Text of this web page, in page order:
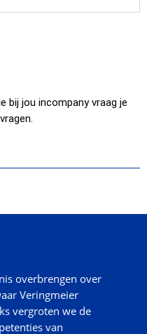
bij jou incompany vraag je
overbrengen over
Veringmeier
vergroten we de
van